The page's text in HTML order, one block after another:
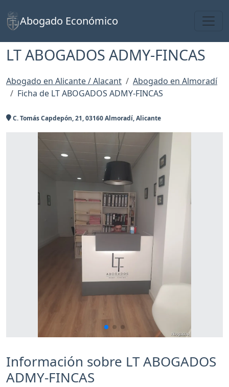
Abogado Económico
LT ABOGADOS ADMY-FINCAS
Abogado en Alicante / Alacant
Abogado en Almoradí
Ficha de LT ABOGADOS ADMY-FINCAS
C. Tomás Capdepón, 21, 03160 Almoradí, Alicante
Información sobre LT ABOGADOS
ADMY-FINCAS